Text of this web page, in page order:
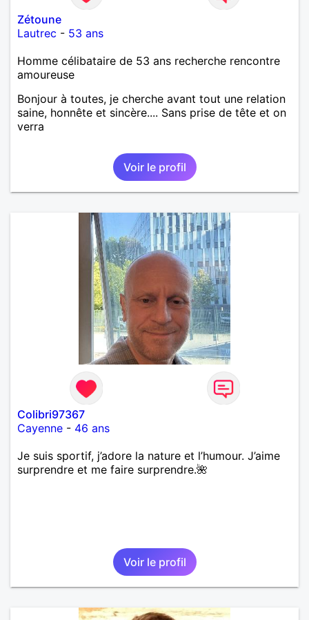
Zétoune
Lautrec - 53 ans
Homme célibataire de 53 ans recherche rencontre
amoureuse
Bonjour à toutes, je cherche avant tout une relation
saine, honnête et sincère.... Sans prise de tête et on
verra
Voir le profil
Colibri97367
Cayenne - 46 ans
Je suis sportif, j’adore la nature et l’humour. J’aime
surprendre et me faire surprendre.🌺
Voir le profil